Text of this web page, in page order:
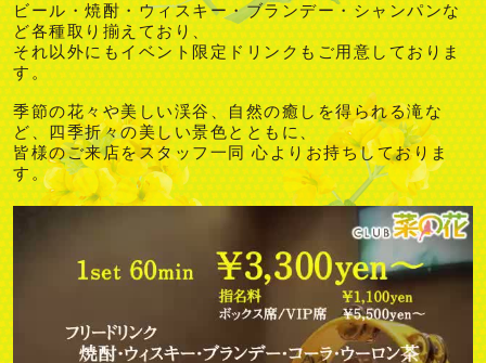
ビール・焼酎・ウィスキー・ブランデー・シャンパンな
ど各種取り揃えており、
それ以外にもイベント限定ドリンクもご用意しておりま
す。
季節の花々や美しい渓谷、自然の癒しを得られる滝な
ど、四季折々の美しい景色とともに、
皆様のご来店をスタッフ一同 心よりお持ちしておりま
す。